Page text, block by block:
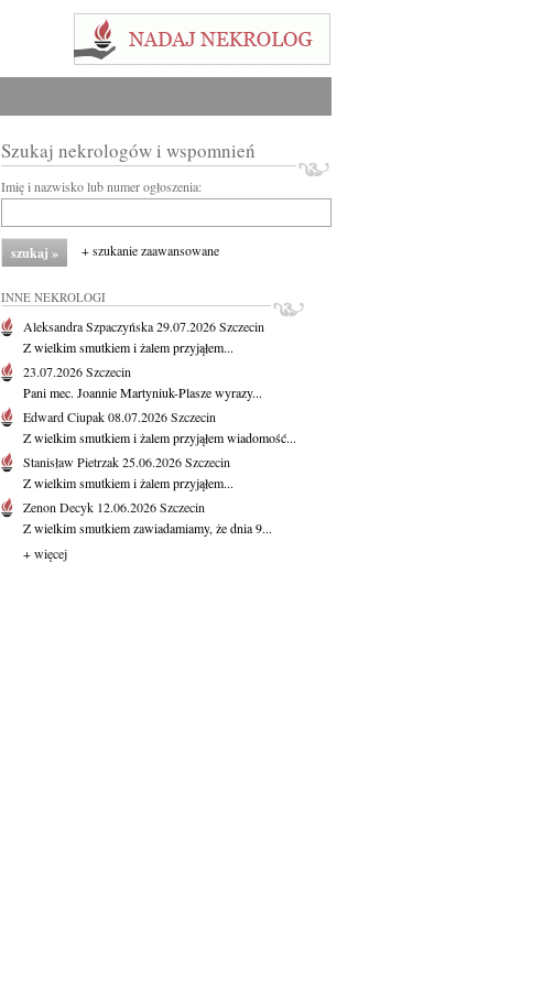
Szukaj nekrologów i wspomnień
Imię i nazwisko lub numer ogłoszenia:
+ szukanie zaawansowane
INNE NEKROLOGI
Aleksandra Szpaczyńska29.07.2026Szczecin
Z wielkim smutkiem i żalem przyjąłem...
23.07.2026Szczecin
Pani mec. Joannie Martyniuk-Plasze wyrazy...
Edward Ciupak08.07.2026Szczecin
Z wielkim smutkiem i żalem przyjąłem wiadomość...
Stanisław Pietrzak25.06.2026Szczecin
Z wielkim smutkiem i żalem przyjąłem...
Zenon Decyk 12.06.2026Szczecin
Z wielkim smutkiem zawiadamiamy, że dnia 9...
+ więcej